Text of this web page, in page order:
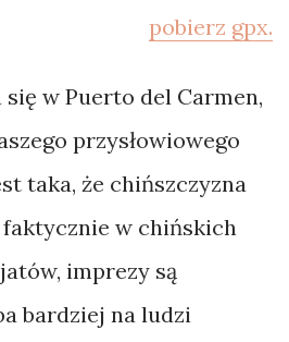
pobierz gpx.
w Puerto del Carmen,
przysłowiowego
taka, że chińszczyzna
w chińskich
imprezy są
bardziej na ludzi